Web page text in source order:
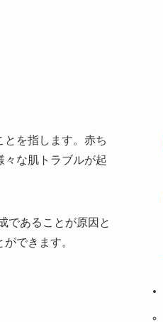
を指します。赤ち
々な肌トラブルが起
であることが原因と
できます。